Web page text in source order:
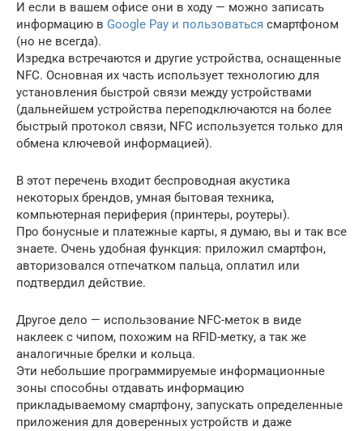
И если в вашем офисе они в ходу — можно записать
информацию в Google Pay и пользоваться смартфоном
(но не всегда).
Изредка встречаются и другие устройства, оснащенные
NFC. Основная их часть использует технологию для
установления быстрой связи между устройствами
(дальнейшем устройства переподключаются на более
быстрый протокол связи, NFC используется только для
обмена ключевой информацией).
В этот перечень входит беспроводная акустика
некоторых брендов, умная бытовая техника,
компьютерная периферия (принтеры, роутеры).
Про бонусные и платежные карты, я думаю, вы и так все
знаете. Очень удобная функция: приложил смартфон,
авторизовался отпечатком пальца, оплатил или
подтвердил действие.
Другое дело — использование NFC-меток в виде
наклеек с чипом, похожим на RFID-метку, а так же
аналогичные брелки и кольца.
Эти небольшие программируемые информационные
зоны способны отдавать информацию
прикладываемому смартфону, запускать определенные
приложения для доверенных устройств и даже